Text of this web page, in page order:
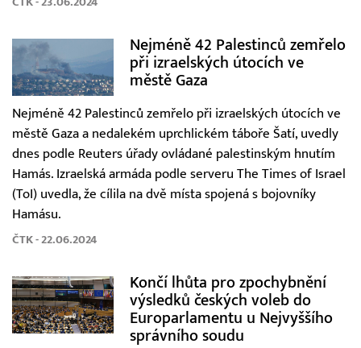
Nejméně 42 Palestinců zemřelo
při izraelských útocích ve
městě Gaza
Nejméně 42 Palestinců zemřelo při izraelských útocích ve
městě Gaza a nedalekém uprchlickém táboře Šatí, uvedly
dnes podle Reuters úřady ovládané palestinským hnutím
Hamás. Izraelská armáda podle serveru The Times of Israel
(ToI) uvedla, že cílila na dvě místa spojená s bojovníky
Hamásu.
ČTK - 22.06.2024
Končí lhůta pro zpochybnění
výsledků českých voleb do
Europarlamentu u Nejvyššího
správního soudu